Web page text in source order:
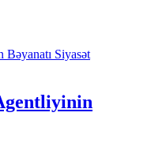
Siyasət